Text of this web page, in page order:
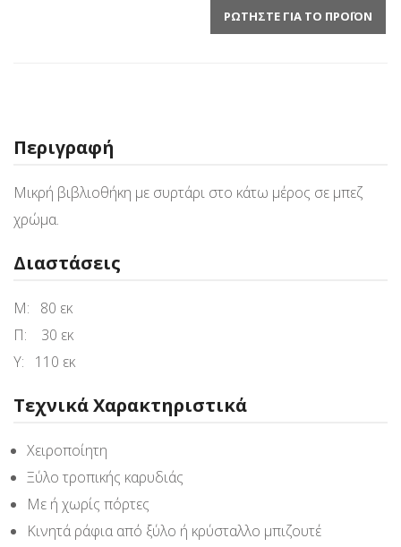
ΡΩΤΉΣΤΕ ΓΙΑ ΤΟ ΠΡΟΪΌΝ
Περιγραφή
Μικρή βιβλιοθήκη με συρτάρι στο κάτω μέρος σε μπεζ
χρώμα.
Διαστάσεις
Μ: 80 εκ
Π: 30 εκ
Υ: 110 εκ
Τεχνικά Χαρακτηριστικά
Χειροποίητη
Ξύλο τροπικής καρυδιάς
Με ή χωρίς πόρτες
Κινητά ράφια από ξύλο ή κρύσταλλο μπιζουτέ